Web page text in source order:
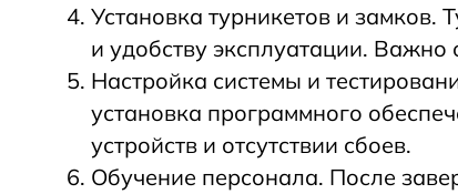
Установка турникетов и замков.
и удобству эксплуатации.
Настройка системы и
установка программного
устройств и отсутствии сбоев.
Обучение персонала. После